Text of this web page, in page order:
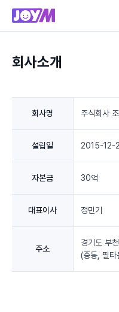
회사소개
회사명 주식회사
설립일 2015-12-
자본금 30억
대표이사 정민기
주소
경기도 부
(중동, 필타